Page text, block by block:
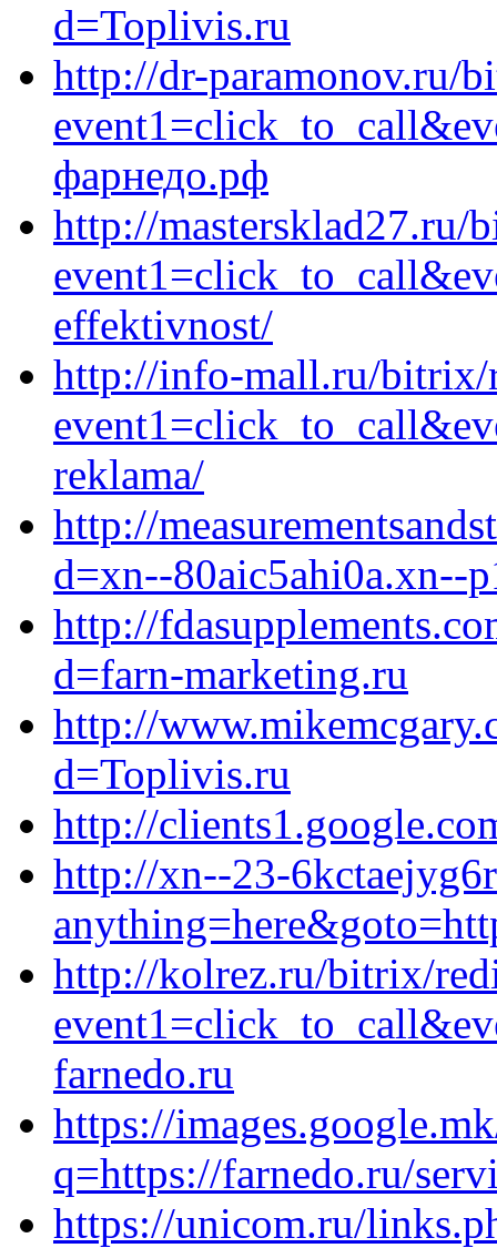
d=Toplivis.ru
http://dr-paramonov.ru/
фарнедо.рф
http://mastersklad27.ru/
effektivnost/
http://info-mall.ru/bitrix/
reklama/
http://
d=xn--80aic5ahi0a.xn--
http://
d=farn-marketing.ru
http://
d=Toplivis.ru
http://
http://xn--23-
http://kolrez.ru/bitrix/
farnedo.ru
https://
q=https://farnedo.ru/
https://unicom.ru/